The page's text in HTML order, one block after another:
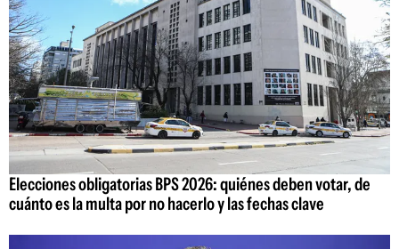
Elecciones obligatorias BPS 2026: quiénes deben votar, de
cuánto es la multa por no hacerlo y las fechas clave